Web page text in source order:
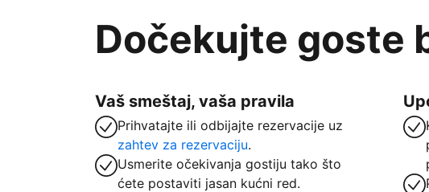
Dočekujte goste
Vaš smeštaj, vaša pravila
Prihvatajte ili odbijajte rezervacije uz
zahtev za rezervaciju.
Usmerite očekivanja gostiju tako što
ćete postaviti jasan kućni red.